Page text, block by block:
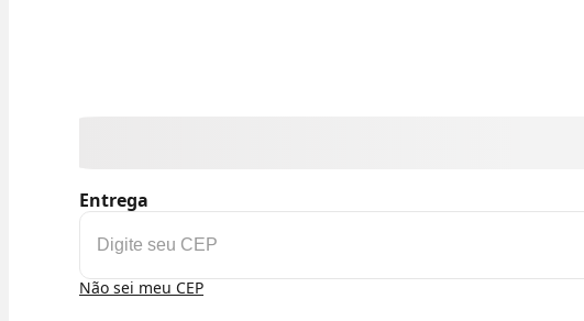
Entrega
Não sei meu CEP